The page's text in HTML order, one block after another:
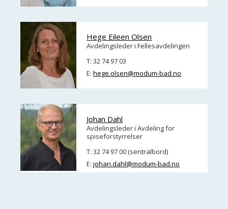
Hege Eileen Olsen
Avdelingsleder i Fellesavdelingen
T: 32 74 97 03
E:hege.olsen@modum-bad.no
Johan Dahl
Avdelingsleder i Avdeling for
spiseforstyrrelser
T: 32 74 97 00 (sentralbord)
E:johan.dahl@modum-bad.no